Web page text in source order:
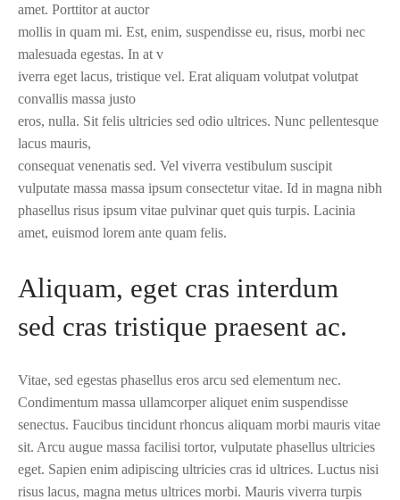
amet. Porttitor at auctor
mollis in quam mi. Est, enim, suspendisse eu, risus, morbi nec
malesuada egestas. In at v
iverra eget lacus, tristique vel. Erat aliquam volutpat volutpat
convallis massa justo
eros, nulla. Sit felis ultricies sed odio ultrices. Nunc pellentesque
lacus mauris,
consequat venenatis sed. Vel viverra vestibulum suscipit
vulputate massa massa ipsum consectetur vitae. Id in magna nibh
phasellus risus ipsum vitae pulvinar quet quis turpis. Lacinia
amet, euismod lorem ante quam felis.
Aliquam, eget cras interdum
sed cras tristique praesent ac.
Vitae, sed egestas phasellus eros arcu sed elementum nec.
Condimentum massa ullamcorper aliquet enim suspendisse
senectus. Faucibus tincidunt rhoncus aliquam morbi mauris vitae
sit. Arcu augue massa facilisi tortor, vulputate phasellus ultricies
eget. Sapien enim adipiscing ultricies cras id ultrices. Luctus nisi
risus lacus, magna metus ultrices morbi. Mauris viverra turpis